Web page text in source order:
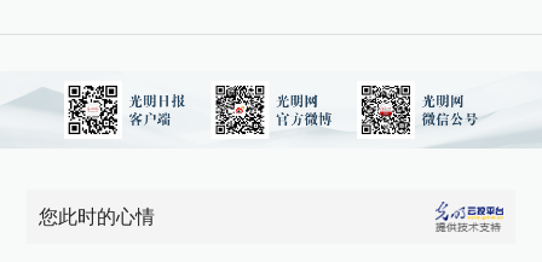
您此时的心情